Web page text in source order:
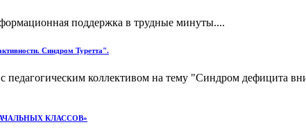
поддержка в трудные минуты....
Синдром Туретта".
педагогическим коллективом на тему "Синдром дефицита
КЛАССОВ»